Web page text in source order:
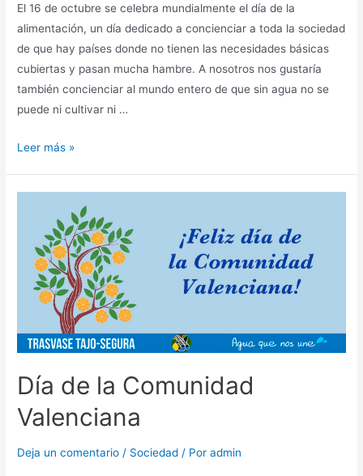
El 16 de octubre se celebra mundialmente el día de la
alimentación, un día dedicado a concienciar a toda la sociedad
de que hay países donde no tienen las necesidades básicas
cubiertas y pasan mucha hambre. A nosotros nos gustaría
también concienciar al mundo entero de que sin agua no se
puede ni cultivar ni …
Leer más »
Día de la Comunidad
Valenciana
Deja un comentario / Sociedad / Poradmin